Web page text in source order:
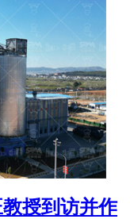
授到访并作